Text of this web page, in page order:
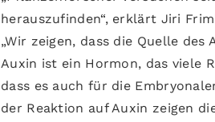
herauszufinden“, erklärt Jiri
„Wir zeigen, dass die Quelle
Auxin ist ein Hormon, das viele
dass es auch für die
der Reaktion auf Auxin zeigen